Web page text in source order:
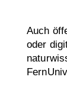
Auch
oder